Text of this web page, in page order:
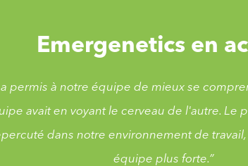
Emergenetics en
permis à notre équipe de mieux se
avait en voyant le cerveau de l'autre. Le
dans notre environnement de
équipe plus forte.”